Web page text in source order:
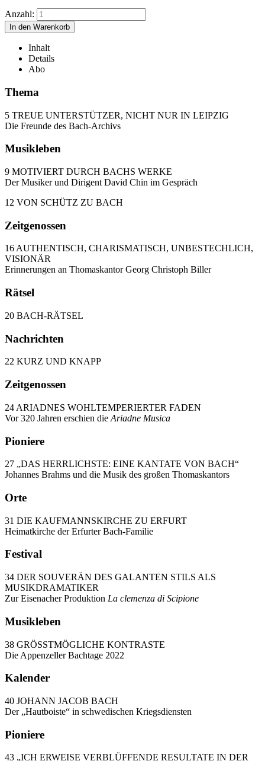
Anzahl:
Inhalt
Details
Abo
Thema
5 TREUE UNTERSTÜTZER, NICHT NUR IN LEIPZIG
Die Freunde des Bach-Archivs
Musikleben
9 MOTIVIERT DURCH BACHS WERKE
Der Musiker und Dirigent David Chin im Gespräch
12 VON SCHÜTZ ZU BACH
Zeitgenossen
16 AUTHENTISCH, CHARISMATISCH, UNBESTECHLICH,
VISIONÄR
Erinnerungen an Thomaskantor Georg Christoph Biller
Rätsel
20 BACH-RÄTSEL
Nachrichten
22 KURZ UND KNAPP
Zeitgenossen
24 ARIADNES WOHLTEMPERIERTER FADEN
Vor 320 Jahren erschien die Ariadne Musica
Pioniere
27 „DAS HERRLICHSTE: EINE KANTATE VON BACH“
Johannes Brahms und die Musik des großen Thomaskantors
Orte
31 DIE KAUFMANNSKIRCHE ZU ERFURT
Heimatkirche der Erfurter Bach-Familie
Festival
34 DER SOUVERÄN DES GALANTEN STILS ALS
MUSIKDRAMATIKER
Zur Eisenacher Produktion La clemenza di Scipione
Musikleben
38 GRÖSSTMÖGLICHE KONTRASTE
Die Appenzeller Bachtage 2022
Kalender
40 JOHANN JACOB BACH
Der „Hautboiste“ in schwedischen Kriegsdiensten
Pioniere
43 „ICH ERWEISE VERBLÜFFENDE RESULTATE IN DER